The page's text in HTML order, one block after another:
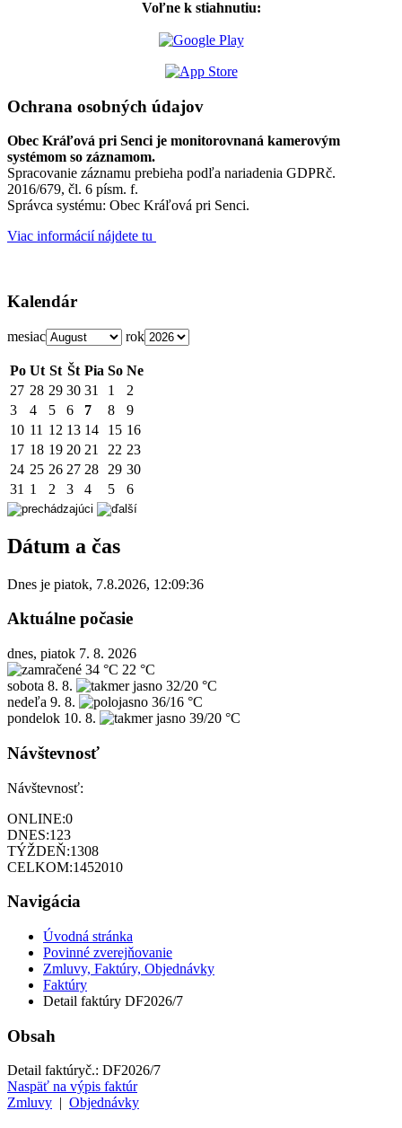
Voľne k stiahnutiu:
Ochrana osobných údajov
Obec Kráľová pri Senci je monitorovnaná kamerovým
systémom so záznamom.
Spracovanie záznamu prebieha podľa nariadenia GDPRč.
2016/679, čl. 6 písm. f.
Správca systému: Obec Kráľová pri Senci.
Viac informácií nájdete tu
Kalendár
mesiac rok
Po Ut St Št Pia So Ne
27 28 29 30 31 1
2
3
4 5 6 7 8
9
10 11 12 13 14 15 16
17 18 19 20 21 22 23
24 25 26 27 28 29 30
31 1 2 3 4 5 6
Dátum a čas
Dnes je piatok, 7.8.2026, 12:09:36
Aktuálne počasie
dnes, piatok 7. 8. 2026
34 °C 22 °C
sobota 8. 8.
32/20 °C
nedeľa 9. 8.
36/16 °C
pondelok 10. 8. 39/20 °C
Návštevnosť
Návštevnosť:
ONLINE:0
DNES:123
TÝŽDEŇ:1308
CELKOM:1452010
Navigácia
Úvodná stránka
Povinné zverejňovanie
Zmluvy, Faktúry, Objednávky
Faktúry
Detail faktúry DF2026/7
Obsah
Detail faktúryč.: DF2026/7
Naspäť na výpis faktúr
Zmluvy
Objednávky